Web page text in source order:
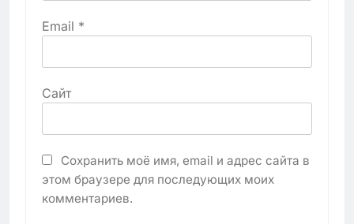
Email *
Сайт
Сохранить моё имя, email и адрес сайта в
этом браузере для последующих моих
комментариев.